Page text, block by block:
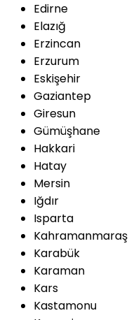
Edirne
Elazığ
Erzincan
Erzurum
Eskişehir
Gaziantep
Giresun
Gümüşhane
Hakkari
Hatay
Mersin
Iğdır
Isparta
Kahramanmaraş
Karabük
Karaman
Kars
Kastamonu